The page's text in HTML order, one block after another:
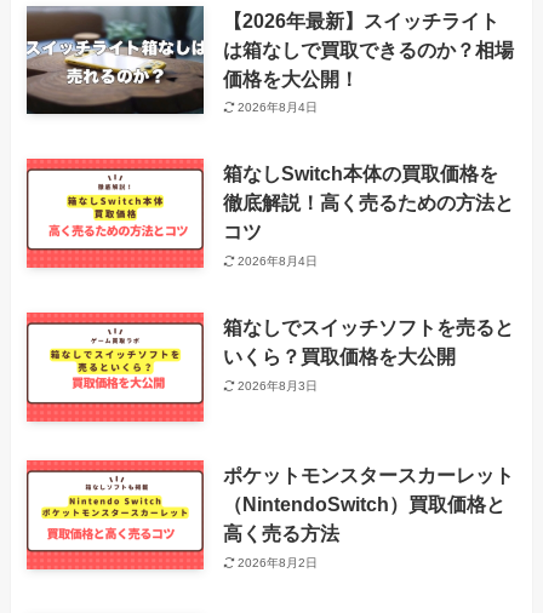
【2026年最新】スイッチライト
は箱なしで買取できるのか？相場
価格を大公開！
2026年8月4日
箱なしSwitch本体の買取価格を
徹底解説！高く売るための方法と
コツ
2026年8月4日
箱なしでスイッチソフトを売ると
いくら？買取価格を大公開
2026年8月3日
ポケットモンスタースカーレット
（NintendoSwitch）買取価格と
高く売る方法
2026年8月2日